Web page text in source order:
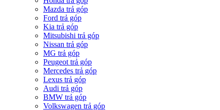
Mazda trả góp
Ford trả góp
Kia trả góp
Mitsubishi trả góp
Nissan trả góp
MG trả góp
Peugeot trả góp
Mercedes trả góp
Lexus trả góp
Audi trả góp
BMW trả góp
Volkswagen trả góp